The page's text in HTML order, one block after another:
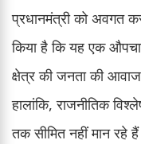
प्रधानमंत्री को अवगत
किया है कि यह एक
क्षेत्र की जनता की
हालांकि, राजनीतिक
तक सीमित नहीं मान रहे